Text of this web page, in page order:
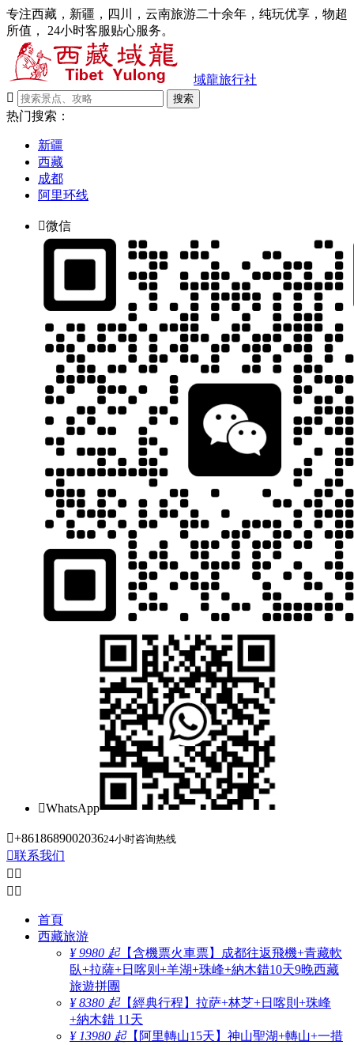
专注西藏，新疆，四川，云南旅游二十余年，纯玩优享，物超
所值， 24小时客服贴心服务。
域龍旅行社

搜索
热门搜索：
新疆
西藏
成都
阿里环线
微信
WhatsApp
+861868900203624小时咨询热线
联系我们
 
 
首頁
西藏旅游
¥ 9980 起【含機票火車票】成都往返飛機+青藏軟
臥+拉薩+日喀则+羊湖+珠峰+納木錯10天9晚西藏
旅遊拼團
¥ 8380 起【經典行程】拉萨+林芝+日喀則+珠峰
+納木錯 11天
¥ 13980 起【阿里轉山15天】神山聖湖+轉山+一措